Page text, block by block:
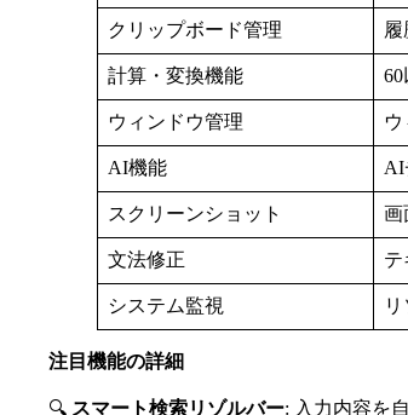
クリップボード管理
計算・変換機能
ウィンドウ管理
AI機能 AI
スクリーンショット 画
文法修正 テ
システム監視
注目機能の詳細
🔍 スマート検索リゾルバー: 入力内容を